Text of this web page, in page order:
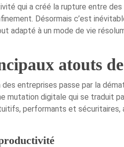
or ESC to close
qui a créé la rupture entre
Désormais c’est
adapté à un mode de vie
atouts
des entreprises passe par la
mutation digitale qui se traduit
performants et sécuritaires,